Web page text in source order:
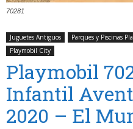
70281
Juguetes Antiguos Parques y Piscinas
Playmobil City
Playmobil
Infantil
2020 – El